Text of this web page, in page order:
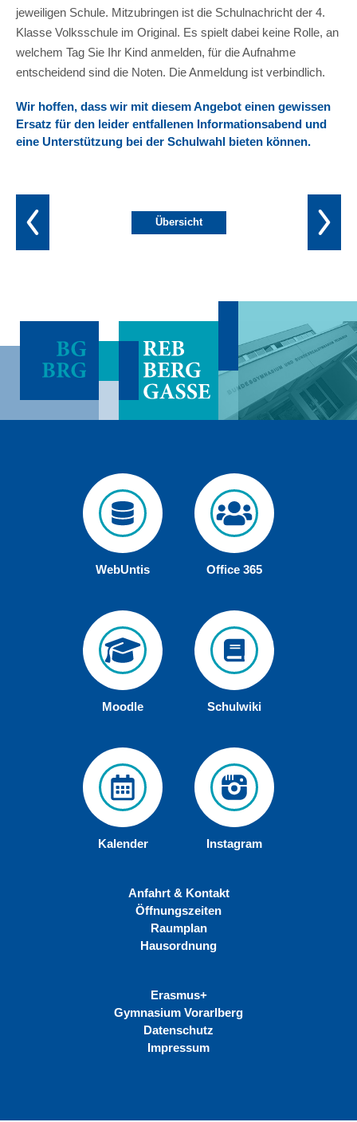
jeweiligen Schule. Mitzubringen ist die Schulnachricht der 4.
Klasse Volksschule im Original. Es spielt dabei keine Rolle, an
welchem Tag Sie Ihr Kind anmelden, für die Aufnahme
entscheidend sind die Noten. Die Anmeldung ist verbindlich.
Wir hoffen, dass wir mit diesem Angebot einen gewissen
Ersatz für den leider entfallenen Informationsabend und
eine Unterstützung bei der Schulwahl bieten können.
Übersicht
WebUntis Office 365
Moodle Schulwiki
Kalender Instagram
Anfahrt & Kontakt
Öffnungszeiten
Raumplan
Hausordnung
Erasmus+
Gymnasium Vorarlberg
Datenschutz
Impressum